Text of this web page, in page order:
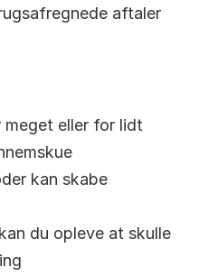
aftaler
eller for lidt
kan skabe
du opleve at skulle